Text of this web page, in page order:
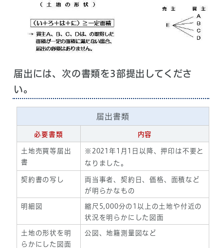
届出には、次の書類を3部提出してくださ
い。
届出書類
必要書類 内容
土地売買等届出
書
※2021年1月1日以降、押印は不要と
なりました。
契約書の写し
両当事者、契約日、価格、面積など
が明らかなもの
明細図
縮尺5,000分の1以上の土地や付近の
状況を明らかにした図面
土地の形状を明
らかにした図面
公図、地籍測量図など